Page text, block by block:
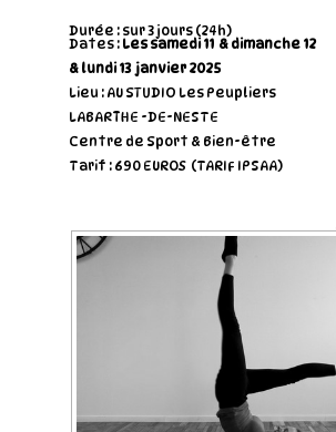
Durée : sur 3 jours (24h)
Dates : Les samedi 11 & dimanche 12
& lundi 13 janvier 2025
Lieu : AU STUDIO Les Peupliers
LABARTHE -DE-NESTE
Centre de Sport & Bien-être
Tarif : 690 EUROS (TARIF IPSAA)